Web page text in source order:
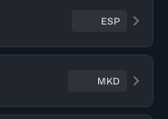
ESP
MKD